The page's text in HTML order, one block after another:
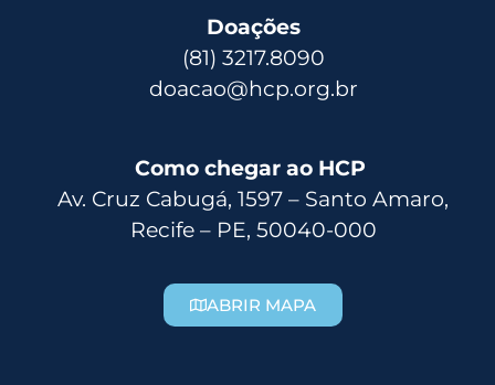
Doações
(81) 3217.8090
doacao@hcp.org.br
Como chegar ao HCP
Av. Cruz Cabugá, 1597 – Santo Amaro,
Recife – PE, 50040-000
ABRIR MAPA